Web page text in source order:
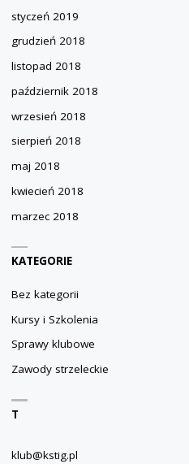
styczeń 2019
grudzień 2018
listopad 2018
październik 2018
wrzesień 2018
sierpień 2018
maj 2018
kwiecień 2018
marzec 2018
KATEGORIE
Bez kategorii
Kursy i Szkolenia
Sprawy klubowe
Zawody strzeleckie
T
klub@kstig.pl